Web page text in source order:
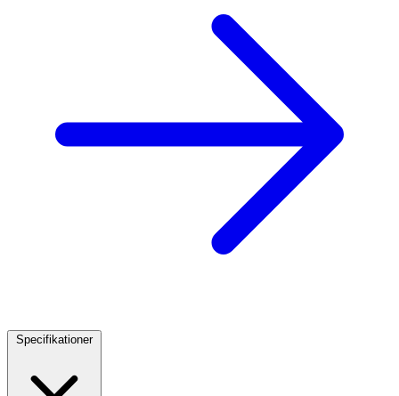
Specifikationer